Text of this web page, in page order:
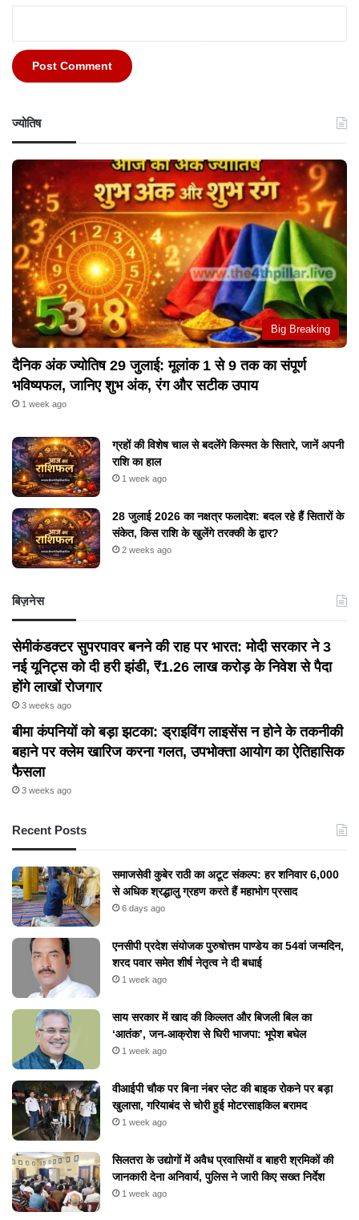
ज्योतिष
Big Breaking
दैनिक अंक ज्योतिष 29 जुलाई: मूलांक 1 से 9 तक का संपूर्ण
भविष्यफल, जानिए शुभ अंक, रंग और सटीक उपाय
1 week ago
ग्रहों की विशेष चाल से बदलेंगे किस्मत के सितारे, जानें अपनी
राशि का हाल
1 week ago
28 जुलाई 2026 का नक्षत्र फलादेश: बदल रहे हैं सितारों के
संकेत, किस राशि के खुलेंगे तरक्की के द्वार?
2 weeks ago
बिज़नेस
सेमीकंडक्टर सुपरपावर बनने की राह पर भारत: मोदी सरकार ने 3
नई यूनिट्स को दी हरी झंडी, ₹1.26 लाख करोड़ के निवेश से पैदा
होंगे लाखों रोजगार
3 weeks ago
बीमा कंपनियों को बड़ा झटका: ड्राइविंग लाइसेंस न होने के तकनीकी
बहाने पर क्लेम खारिज करना गलत, उपभोक्ता आयोग का ऐतिहासिक
फैसला
3 weeks ago
Recent Posts
समाजसेवी कुबेर राठी का अटूट संकल्प: हर शनिवार 6,000
से अधिक श्रद्धालु ग्रहण करते हैं महाभोग प्रसाद
6 days ago
एनसीपी प्रदेश संयोजक पुरुषोत्तम पाण्डेय का 54वां जन्मदिन,
शरद पवार समेत शीर्ष नेतृत्व ने दी बधाई
1 week ago
​साय सरकार में खाद की किल्लत और बिजली बिल का
‘आतंक’, जन-आक्रोश से घिरी भाजपा: भूपेश बघेल
1 week ago
वीआईपी चौक पर बिना नंबर प्लेट की बाइक रोकने पर बड़ा
खुलासा, गरियाबंद से चोरी हुई मोटरसाइकिल बरामद
1 week ago
सिलतरा के उद्योगों में अवैध प्रवासियों व बाहरी श्रमिकों की
जानकारी देना अनिवार्य, पुलिस ने जारी किए सख्त निर्देश
1 week ago